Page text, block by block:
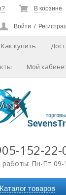
В корзине
Войти /
Как купить
Мой
152-22-
работы: Пн-Пт 09-
Каталог товаров